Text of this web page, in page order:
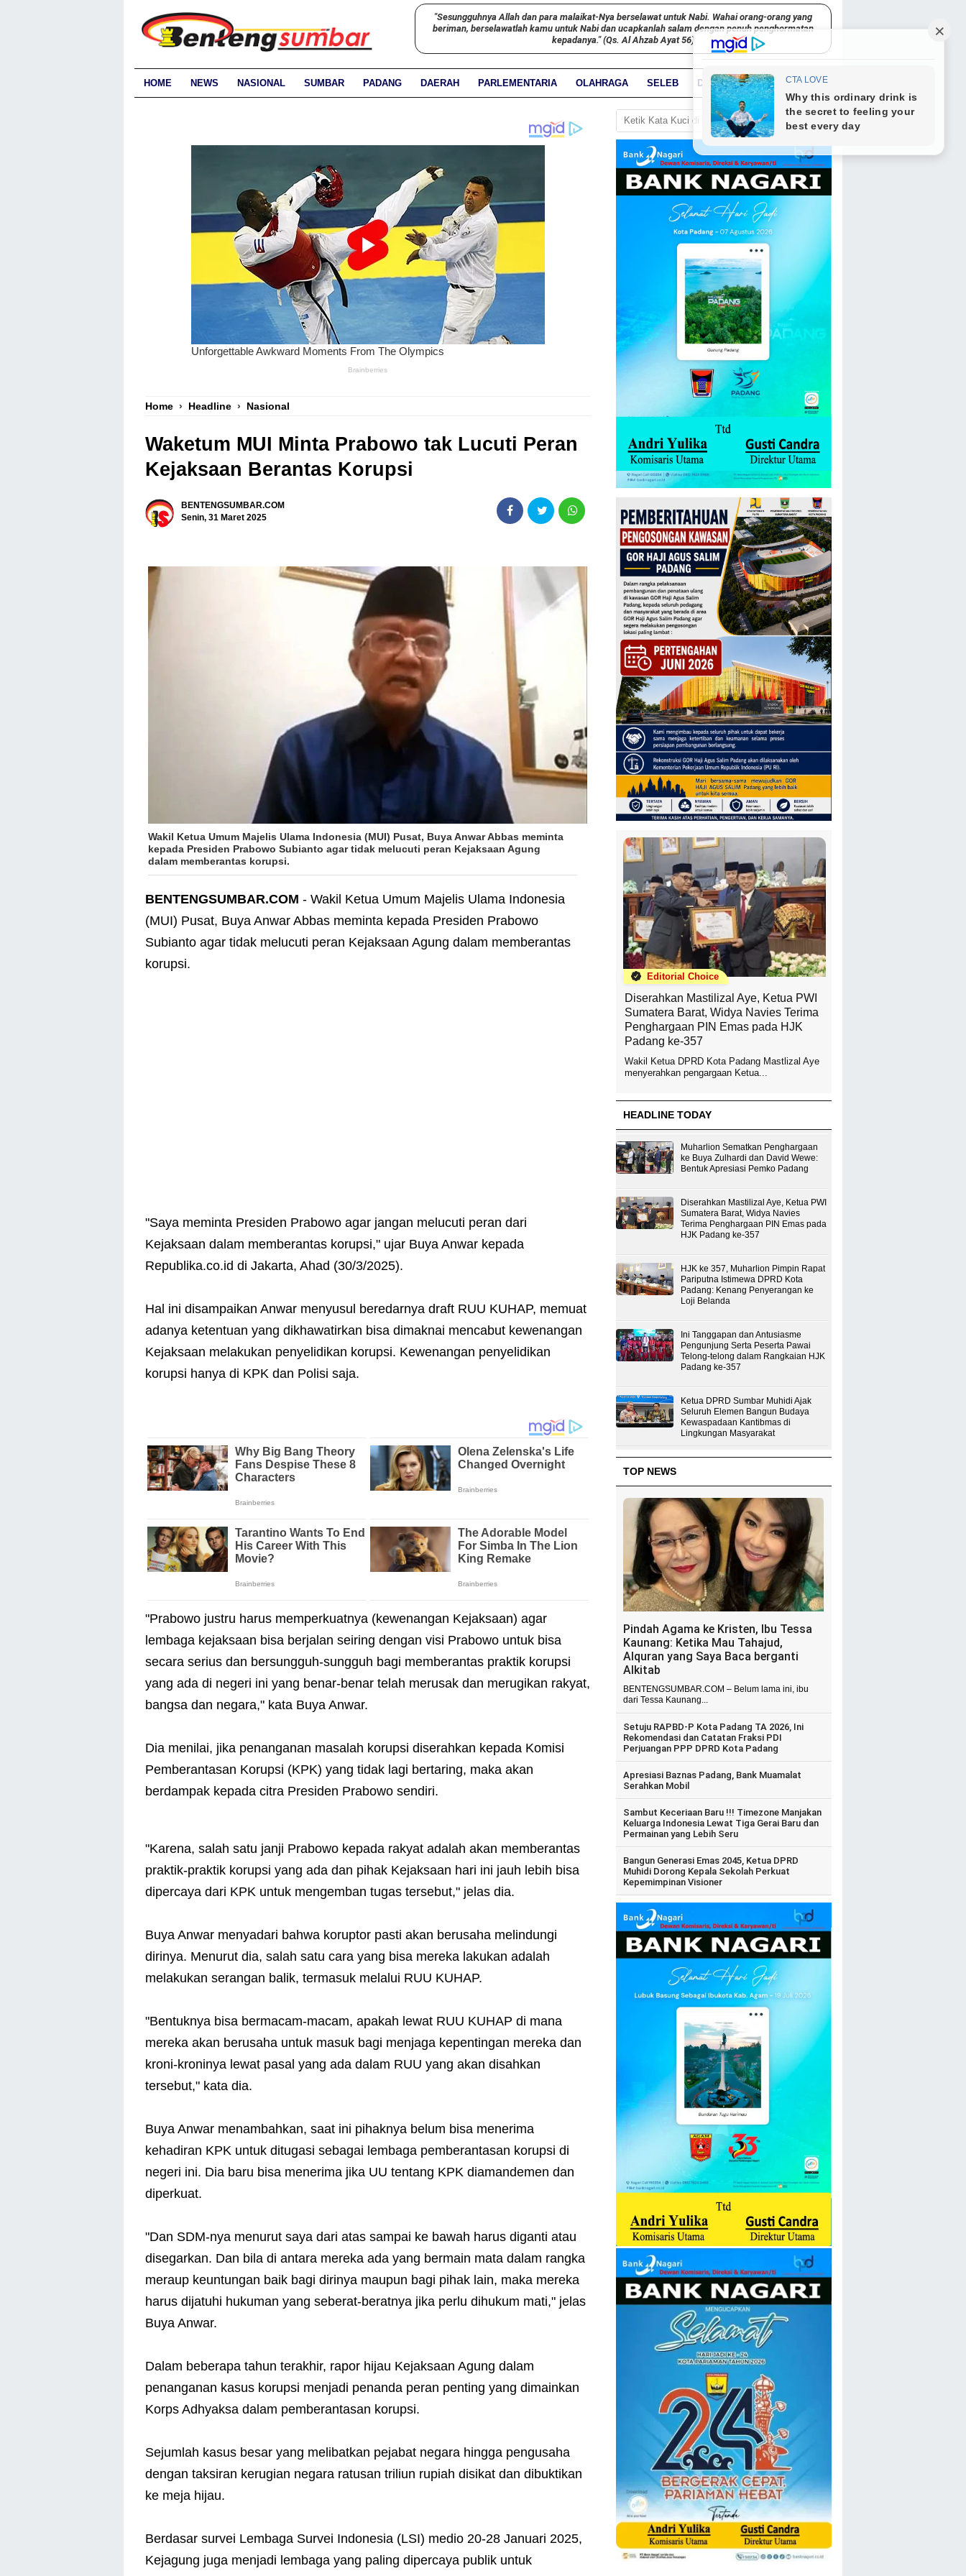
"Sesungguhnya Allah dan para malaikat-Nya berselawat untuk Nabi. Wahai orang-orang yang
beriman, berselawatlah kamu untuk Nabi dan ucapkanlah salam dengan penuh penghormatan
kepadanya." (Qs. Al Ahzab Ayat 56)
HOME NEWS NASIONAL SUMBAR PADANG DAERAH PARLEMENTARIA OLAHRAGA SELEB DUNIA PARIWARA
Home › Headline › Nasional
Waketum MUI Minta Prabowo tak Lucuti Peran
Kejaksaan Berantas Korupsi
BENTENGSUMBAR.COM
Senin, 31 Maret 2025
Wakil Ketua Umum Majelis Ulama Indonesia (MUI) Pusat, Buya Anwar Abbas meminta
kepada Presiden Prabowo Subianto agar tidak melucuti peran Kejaksaan Agung
dalam memberantas korupsi.
BENTENGSUMBAR.COM - Wakil Ketua Umum Majelis Ulama Indonesia
(MUI) Pusat, Buya Anwar Abbas meminta kepada Presiden Prabowo
Subianto agar tidak melucuti peran Kejaksaan Agung dalam memberantas
korupsi.
"Saya meminta Presiden Prabowo agar jangan melucuti peran dari
Kejaksaan dalam memberantas korupsi," ujar Buya Anwar kepada
Republika.co.id di Jakarta, Ahad (30/3/2025).
Hal ini disampaikan Anwar menyusul beredarnya draft RUU KUHAP, memuat
adanya ketentuan yang dikhawatirkan bisa dimaknai mencabut kewenangan
Kejaksaan melakukan penyelidikan korupsi. Kewenangan penyelidikan
korupsi hanya di KPK dan Polisi saja.
"Prabowo justru harus memperkuatnya (kewenangan Kejaksaan) agar
lembaga kejaksaan bisa berjalan seiring dengan visi Prabowo untuk bisa
secara serius dan bersungguh-sungguh bagi memberantas praktik korupsi
yang ada di negeri ini yang benar-benar telah merusak dan merugikan rakyat,
bangsa dan negara," kata Buya Anwar.
Dia menilai, jika penanganan masalah korupsi diserahkan kepada Komisi
Pemberantasan Korupsi (KPK) yang tidak lagi bertaring, maka akan
berdampak kepada citra Presiden Prabowo sendiri.
"Karena, salah satu janji Prabowo kepada rakyat adalah akan memberantas
praktik-praktik korupsi yang ada dan pihak Kejaksaan hari ini jauh lebih bisa
dipercaya dari KPK untuk mengemban tugas tersebut," jelas dia.
Buya Anwar menyadari bahwa koruptor pasti akan berusaha melindungi
dirinya. Menurut dia, salah satu cara yang bisa mereka lakukan adalah
melakukan serangan balik, termasuk melalui RUU KUHAP.
"Bentuknya bisa bermacam-macam, apakah lewat RUU KUHAP di mana
mereka akan berusaha untuk masuk bagi menjaga kepentingan mereka dan
kroni-kroninya lewat pasal yang ada dalam RUU yang akan disahkan
tersebut," kata dia.
Buya Anwar menambahkan, saat ini pihaknya belum bisa menerima
kehadiran KPK untuk ditugasi sebagai lembaga pemberantasan korupsi di
negeri ini. Dia baru bisa menerima jika UU tentang KPK diamandemen dan
diperkuat.
"Dan SDM-nya menurut saya dari atas sampai ke bawah harus diganti atau
disegarkan. Dan bila di antara mereka ada yang bermain mata dalam rangka
meraup keuntungan baik bagi dirinya maupun bagi pihak lain, maka mereka
harus dijatuhi hukuman yang seberat-beratnya jika perlu dihukum mati," jelas
Buya Anwar.
Dalam beberapa tahun terakhir, rapor hijau Kejaksaan Agung dalam
penanganan kasus korupsi menjadi penanda peran penting yang dimainkan
Korps Adhyaksa dalam pemberantasan korupsi.
Sejumlah kasus besar yang melibatkan pejabat negara hingga pengusaha
dengan taksiran kerugian negara ratusan triliun rupiah disikat dan dibuktikan
ke meja hijau.
Berdasar survei Lembaga Survei Indonesia (LSI) medio 20-28 Januari 2025,
Kejagung juga menjadi lembaga yang paling dipercaya publik untuk
Editorial Choice
Diserahkan Mastilizal Aye, Ketua PWI
Sumatera Barat, Widya Navies Terima
Penghargaan PIN Emas pada HJK
Padang ke-357
Wakil Ketua DPRD Kota Padang Mastlizal Aye
menyerahkan pengargaan Ketua...
HEADLINE TODAY
Muharlion Sematkan Penghargaan
ke Buya Zulhardi dan David Wewe:
Bentuk Apresiasi Pemko Padang
Diserahkan Mastilizal Aye, Ketua PWI
Sumatera Barat, Widya Navies
Terima Penghargaan PIN Emas pada
HJK Padang ke-357
HJK ke 357, Muharlion Pimpin Rapat
Pariputna Istimewa DPRD Kota
Padang: Kenang Penyerangan ke
Loji Belanda
Ini Tanggapan dan Antusiasme
Pengunjung Serta Peserta Pawai
Telong-telong dalam Rangkaian HJK
Padang ke-357
Ketua DPRD Sumbar Muhidi Ajak
Seluruh Elemen Bangun Budaya
Kewaspadaan Kantibmas di
Lingkungan Masyarakat
TOP NEWS
Pindah Agama ke Kristen, Ibu Tessa
Kaunang: Ketika Mau Tahajud,
Alquran yang Saya Baca berganti
Alkitab
BENTENGSUMBAR.COM – Belum lama ini, ibu
dari Tessa Kaunang...
Setuju RAPBD-P Kota Padang TA 2026, Ini
Rekomendasi dan Catatan Fraksi PDI
Perjuangan PPP DPRD Kota Padang
Apresiasi Baznas Padang, Bank Muamalat
Serahkan Mobil
Sambut Keceriaan Baru !!! Timezone Manjakan
Keluarga Indonesia Lewat Tiga Gerai Baru dan
Permainan yang Lebih Seru
Bangun Generasi Emas 2045, Ketua DPRD
Muhidi Dorong Kepala Sekolah Perkuat
Kepemimpinan Visioner